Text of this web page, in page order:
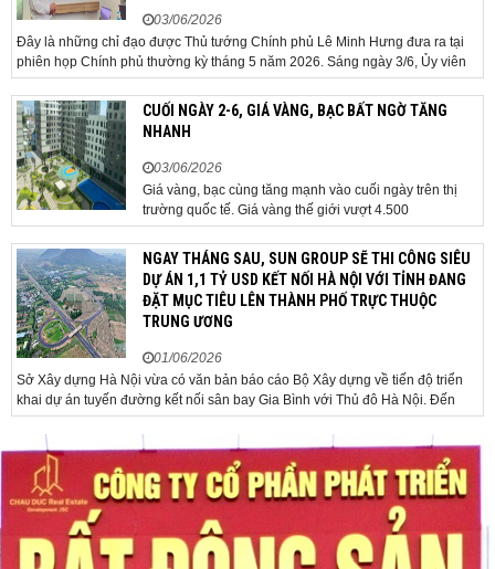
03/06/2026
Đây là những chỉ đạo được Thủ tướng Chính phủ Lê Minh Hưng đưa ra tại
phiên họp Chính phủ thường kỳ tháng 5 năm 2026. Sáng ngày 3/6, Ủy viên
Bộ Chính trị, Bí thư Đảng ủy Chính phủ, Thủ tướng Chính phủ Lê Minh Hưng
đã chủ trì phiên họp Chính phủ thường...CUỐI NGÀY 2-6, GIÁ VÀNG, BẠC BẤT NGỜ TĂNG
NHANH
03/06/2026
Giá vàng, bạc cùng tăng mạnh vào cuối ngày trên thị
trường quốc tế. Giá vàng thế giới vượt 4.500
USD/ounce. Cuối ngày 2-6, giá vàng hôm nay trên thị
trường quốc tế được giao dịch ở mức 4.520
USD/ounce, tăng khoảng 35 USD/ounce so với buổi
sáng. Trong phiên, có thời điểm giá vàng...
NGAY THÁNG SAU, SUN GROUP SẼ THI CÔNG SIÊU
DỰ ÁN 1,1 TỶ USD KẾT NỐI HÀ NỘI VỚI TỈNH ĐANG
ĐẶT MỤC TIÊU LÊN THÀNH PHỐ TRỰC THUỘC
TRUNG ƯƠNG
01/06/2026
Sở Xây dựng Hà Nội vừa có văn bản báo cáo Bộ Xây dựng về tiến độ triển
khai dự án tuyến đường kết nối sân bay Gia Bình với Thủ đô Hà Nội. Đến
nay, công tác giải phóng mặt bằng và chuẩn bị đầu tư của dự án đã ghi nhận
nhiều kết...